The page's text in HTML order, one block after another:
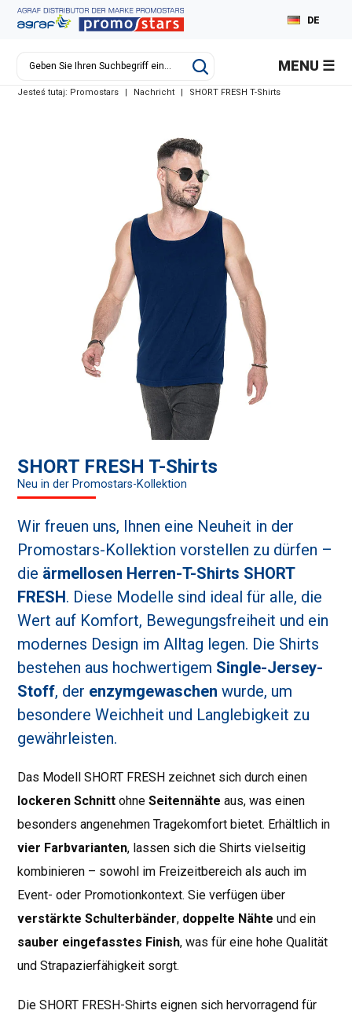
EN
DE
MENU
Jesteś tutaj: Promostars | Nachricht | SHORT FRESH T-Shirts
SHORT FRESH T-Shirts
Neu in der Promostars-Kollektion
Wir freuen uns, Ihnen eine Neuheit in der
Promostars-Kollektion vorstellen zu dürfen –
die ärmellosen Herren-T-Shirts SHORT
FRESH. Diese Modelle sind ideal für alle, die
Wert auf Komfort, Bewegungsfreiheit und ein
modernes Design im Alltag legen. Die Shirts
bestehen aus hochwertigem Single-Jersey-
Stoff, der enzymgewaschen wurde, um
besondere Weichheit und Langlebigkeit zu
gewährleisten.
Das Modell SHORT FRESH zeichnet sich durch einen
lockeren Schnitt ohneSeitennähte aus, was einen
besonders angenehmen Tragekomfort bietet. Erhältlich in
vier Farbvarianten, lassen sich die Shirts vielseitig
kombinieren – sowohl im Freizeitbereich als auch im
Event- oder Promotionkontext. Sie verfügen über
verstärkte Schulterbänder, doppelte Nähte und ein
sauber eingefasstes Finish, was für eine hohe Qualität
und Strapazierfähigkeit sorgt.
Die SHORT FRESH-Shirts eignen sich hervorragend für